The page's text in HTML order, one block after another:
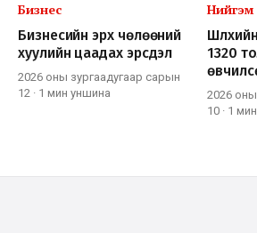
Бизнес
Бизнесийн эрх чөлөөний
хуулийн цаадах эрсдэл
2026 оны зургаадугаар сарын
12 · 1 мин уншина
Нийгэм
1320
2026
10 · 1 мин